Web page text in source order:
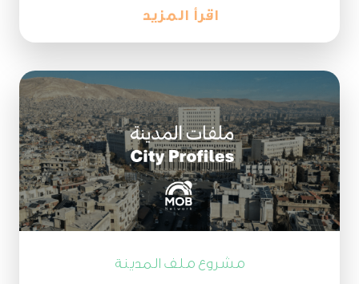
اقرأ المزيد
مشروع ملف المدينة